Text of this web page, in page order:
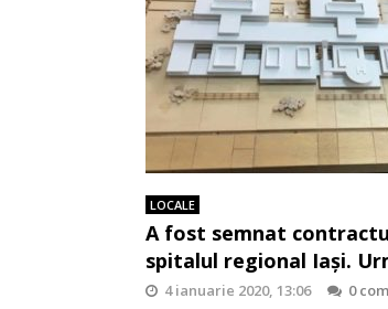
LOCALE
A fost semnat
spitalul regional Iaşi.
4 ianuarie 2020, 13:06
0